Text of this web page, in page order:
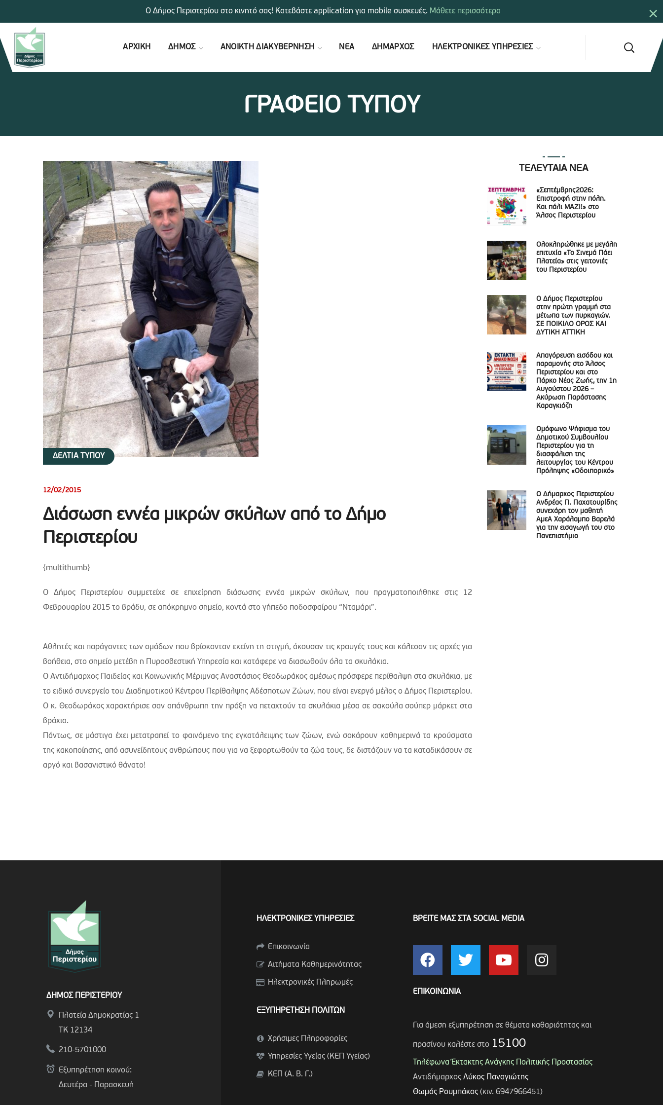
ΑΡΧΙΚΗ ΔΗΜΟΣ ΑΝΟΙΚΤΗ ΔΙΑΚΥΒΕΡΝΗΣΗ ΝΕΑ ΔΗΜΑΡΧΟΣ ΗΛΕΚΤΡΟΝΙΚΕΣ ΥΠΗΡΕΣΙΕΣ
ΓΡΑΦΕΙΟ ΤΥΠΟΥ
ΔΕΛΤΙΑ ΤΥΠΟΥ
12/02/2015
Διάσωση εννέα μικρών σκύλων από το Δήμο
Περιστερίου
{multithumb}
Ο Δήμος Περιστερίου συμμετείχε σε επιχείρηση διάσωσης εννέα μικρών σκύλων, που πραγματοποιήθηκε στις 12
Φεβρουαρίου 2015 το βράδυ, σε απόκρημνο σημείο, κοντά στο γήπεδο ποδοσφαίρου “Νταμάρι”.
Αθλητές και παράγοντες των ομάδων που βρίσκονταν εκείνη τη στιγμή, άκουσαν τις κραυγές τους και κάλεσαν τις αρχές για
βοήθεια, στο σημείο μετέβη η Πυροσβεστική Υπηρεσία και κατάφερε να διασωθούν όλα τα σκυλάκια.
Ο Αντιδήμαρχος Παιδείας και Κοινωνικής Μέριμνας Αναστάσιος Θεοδωράκος αμέσως πρόσφερε περίθαλψη στα σκυλάκια, με
το ειδικό συνεργείο του Διαδημοτικού Κέντρου Περίθαλψης Αδέσποτων Ζώων, που είναι ενεργό μέλος ο Δήμος Περιστερίου.
Ο κ. Θεοδωράκος χαρακτήρισε σαν απάνθρωπη την πράξη να πεταχτούν τα σκυλάκια μέσα σε σακούλα σούπερ μάρκετ στα
βράχια.
Πάντως, σε μάστιγα έχει μετατραπεί το φαινόμενο της εγκατάλειψης των ζώων, ενώ σοκάρουν καθημερινά τα κρούσματα
της κακοποίησης, από ασυνείδητους ανθρώπους που για να ξεφορτωθούν τα ζώα τους, δε διστάζουν να τα καταδικάσουν σε
αργό και βασανιστικό θάνατο!
ΤΕΛΕΥΤΑΙΑ ΝΕΑ
«Σεπτέμβρης2026:
Επιστροφή στην πόλη.
Και πάλι ΜΑΖΙ!» στο
Άλσος Περιστερίου
Ολοκληρώθηκε με μεγάλη
επιτυχία «Το Σινεμά Πάει
Πλατεία» στις γειτονιές
του Περιστερίου
Ο Δήμος Περιστερίου
στην πρώτη γραμμή στα
μέτωπα των πυρκαγιών.
ΣΕ ΠΟΙΚΙΛΟ ΟΡΟΣ ΚΑΙ
ΔΥΤΙΚΗ ΑΤΤΙΚΗ
Απαγόρευση εισόδου και
παραμονής στο Άλσος
Περιστερίου και στο
Πάρκο Νέας Ζωής, την 1η
Αυγούστου 2026 –
Ακύρωση Παράστασης
Καραγκιόζη
Ομόφωνο Ψήφισμα του
Δημοτικού Συμβουλίου
Περιστερίου για τη
διασφάλιση της
λειτουργίας του Κέντρου
Πρόληψης «Οδοιπορικό»
Ο Δήμαρχος Περιστερίου
Ανδρέας Π. Παχατουρίδης
συνεχάρη τον μαθητή
ΑμεΑ Χαράλαμπο Βαρελά
για την εισαγωγή του στο
Πανεπιστήμιο
ΔΗΜΟΣ ΠΕΡΙΣΤΕΡΙΟΥ
Πλατεία Δημοκρατίας 1
ΤΚ 12134
210-5701000
Εξυπηρέτηση κοινού:
Δευτέρα - Παρασκευή
ΗΛΕΚΤΡΟΝΙΚΕΣ ΥΠΗΡΕΣΙΕΣ
Επικοινωνία
Αιτήματα Καθημερινότητας
Ηλεκτρονικές Πληρωμές
ΕΞΥΠΗΡΕΤΗΣΗ ΠΟΛΙΤΩΝ
Χρήσιμες Πληροφορίες
Υπηρεσίες Υγείας (ΚΕΠ Υγείας)
ΚΕΠ (Α. Β. Γ.)
ΒΡΕΙΤΕ ΜΑΣ ΣΤΑ SOCIAL MEDIA
ΕΠΙΚΟΙΝΩΝΙΑ
Για άμεση εξυπηρέτηση σε θέματα καθαριότητας και
πρασίνου καλέστε στο 15100
Τηλέφωνα Έκτακτης Ανάγκης Πολιτικής Προστασίας
Αντιδήμαρχος Λύκος Παναγιώτης
Θωμάς Ρουμπάκος(κιν. 6947966451)
×
Ο Δήμος Περιστερίου στο κινητό σας! Κατεβάστε application για mobile συσκευές. Μάθετε περισσότερα